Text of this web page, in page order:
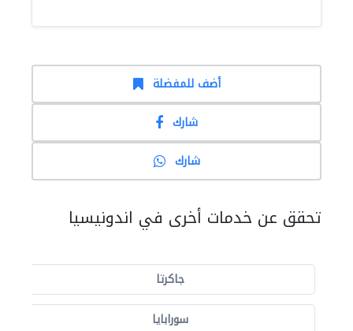
أضف للمفضلة
شارك
شارك
تحقق عن خدمات أخرى في اندونيسيا
جاكرتا
سورابايا